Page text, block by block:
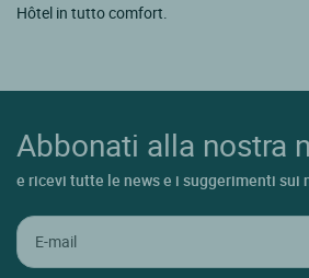
Hôtel in tutto comfort.
Abbonati alla nostra
e ricevi tutte le news e i suggerimenti sui